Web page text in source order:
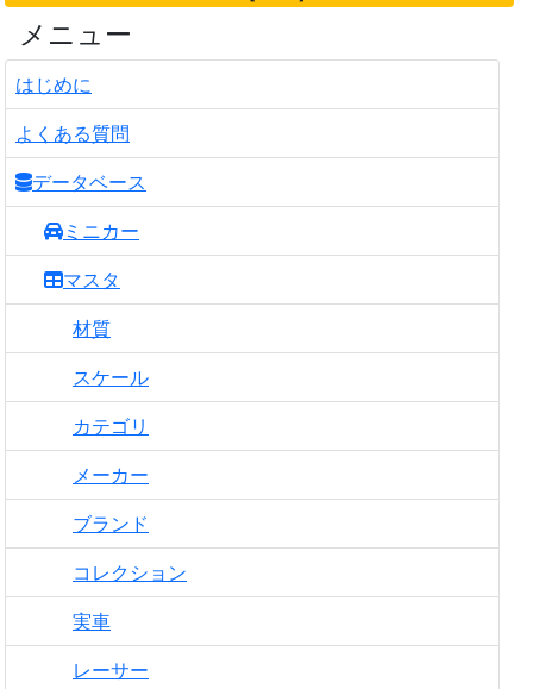
メニュー
はじめに
よくある質問
データベース
ミニカー
マスタ
材質
スケール
カテゴリ
メーカー
ブランド
コレクション
実車
レーサー